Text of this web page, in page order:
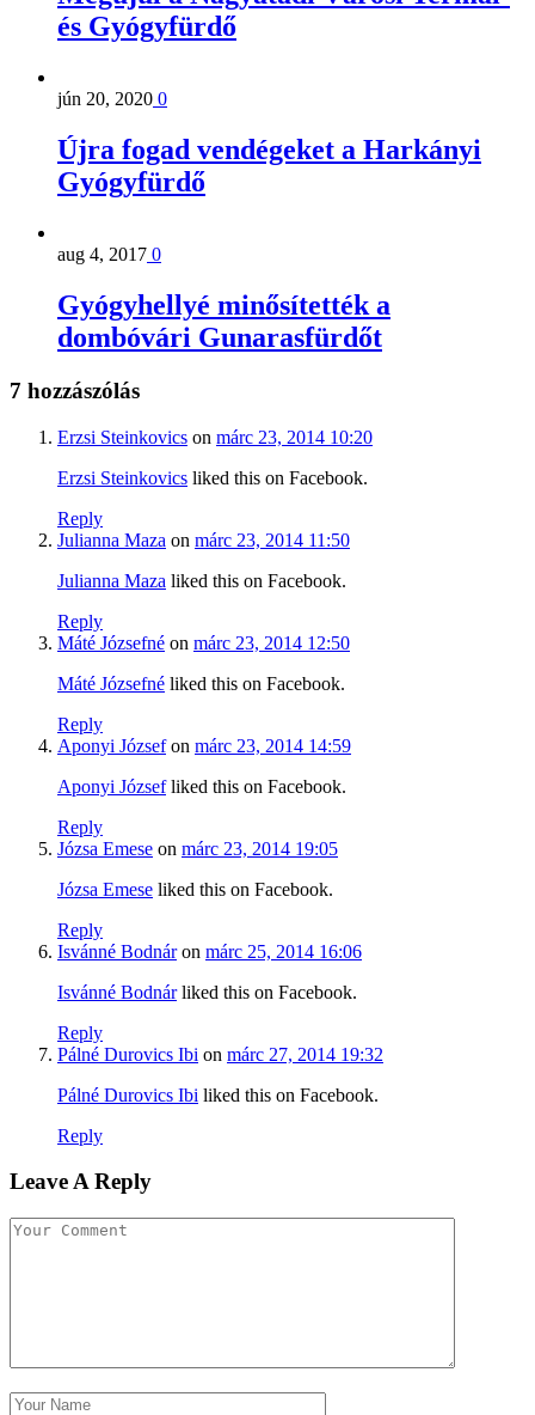
és Gyógyfürdő
jún 20, 2020 0
Újra fogad vendégeket a Harkányi
Gyógyfürdő
aug 4, 2017 0
Gyógyhellyé minősítették a
dombóvári Gunarasfürdőt
7 hozzászólás
Erzsi Steinkovics on márc 23, 2014 10:20
Erzsi Steinkovics liked this on Facebook.
Reply
Julianna Maza on márc 23, 2014 11:50
Julianna Maza liked this on Facebook.
Reply
Máté Józsefné on márc 23, 2014 12:50
Máté Józsefné liked this on Facebook.
Reply
Aponyi Józsefon márc 23, 2014 14:59
Aponyi Józsefliked this on Facebook.
Reply
Józsa Emese on márc 23, 2014 19:05
Józsa Emese liked this on Facebook.
Reply
Isvánné Bodnáron márc 25, 2014 16:06
Isvánné Bodnárliked this on Facebook.
Reply
Pálné Durovics Ibi on márc 27, 2014 19:32
Pálné Durovics Ibi liked this on Facebook.
Reply
Leave A Reply